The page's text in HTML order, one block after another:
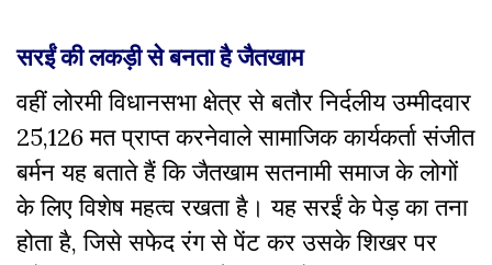
सरईं की लकड़ी से बनता है जैतखाम
वहीं लोरमी विधानसभा क्षेत्र से बतौर निर्दलीय उम्मीदवार
25,126 मत प्राप्त करनेवाले सामाजिक कार्यकर्ता संजीत
बर्मन यह बताते हैं कि जैतखाम सतनामी समाज के लोगों
के लिए विशेष महत्व रखता है। यह सरईं के पेड़ का तना
होता है, जिसे सफेद रंग से पेंट कर उसके शिखर पर